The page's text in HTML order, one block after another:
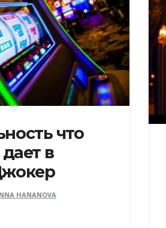
что
в
HANANOVA